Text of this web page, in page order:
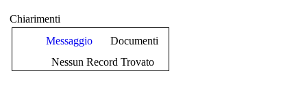
Chiarimenti
Messaggio
Documenti
Nessun Record Trovato